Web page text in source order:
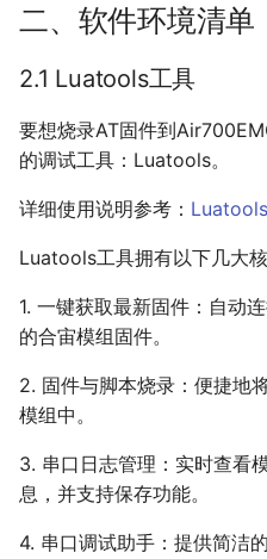
短消息(SMS)
基站&WIFI定位
远程升级(FOTA)
二、软件环境清单
2.1 Luatools工具
要想烧录AT固件到
的调试工具：Luatools。
详细使用说明参考：
Luatools工具拥有以下几大核
1. 一键获取最新固件：自动
的合宙模组固件。
2. 固件与脚本烧录：便捷地
模组中。
3. 串口日志管理：实时查看
息，并支持保存功能。
4. 串口调试助手：提供简洁